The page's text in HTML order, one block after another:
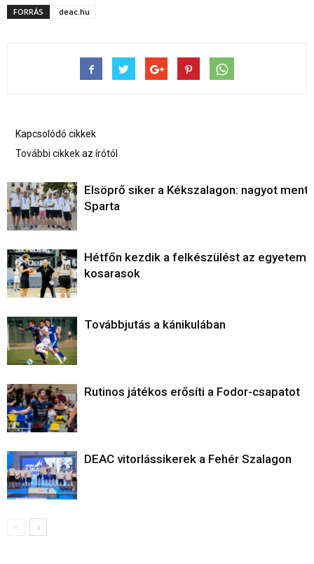
FORRÁS deac.hu
Kapcsolódó cikkek
További cikkek az írótól
Elsöprő siker a Kékszalagon: nagyot ment
Sparta
Hétfőn kezdik a felkészülést az egyetemi
kosarasok
Továbbjutás a kánikulában
Rutinos játékos erősíti a Fodor-csapatot
DEAC vitorlássikerek a Fehér Szalagon